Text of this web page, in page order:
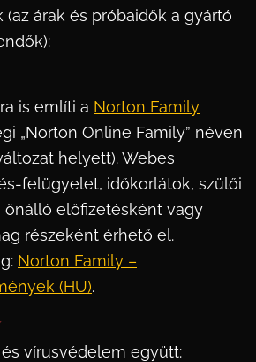
árak és próbaidők a gyártó
is említi a Norton Family
„Norton Online Family” néven
helyett). Webes
felügyelet, időkorlátok, szülői
önálló előfizetésként vagy
részeként érhető el.
Norton Family –
(HU).
vírusvédelem együtt: